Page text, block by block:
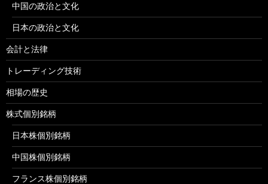
中国の政治と文化
日本の政治と文化
会計と法律
トレーディング技術
相場の歴史
株式個別銘柄
日本株個別銘柄
中国株個別銘柄
フランス株個別銘柄